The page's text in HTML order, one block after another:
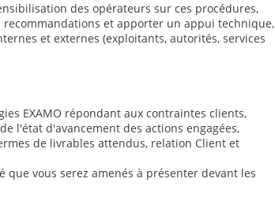
des opérateurs sur ces procédures,
recommandations et apporter un appui technique,
et externes (exploitants, autorités, services
EXAMO répondant aux contraintes clients,
l'état d'avancement des actions engagées,
de livrables attendus, relation Client et
que vous serez amenés à présenter devant les